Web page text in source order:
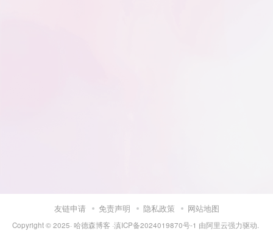
友链申请 免责声明 隐私政策 网站地图
Copyright © 2025· 哈德森博客 ·滇ICP备2024019870号-1 由阿里云强力驱动.